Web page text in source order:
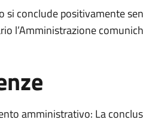
conclude positivamente
l’Amministrazione
amministrativo: La